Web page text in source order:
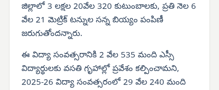
జిల్లాలో 3 లక్షల 20వేల 320 కుటుంబాలకు, ప్రతి నెల 6
వేల 21 మెట్రిక్ టన్నుల సన్న బియ్యం పంపిణీ
జరుగుతోందన్నారు.
ఈ విద్యా సంవత్సరానికి 2 వేల 535 మంది ఎస్సీ
విద్యార్థులకు వసతి గృహాల్లో ప్రవేశం కల్పించామని,
2025-26 విద్యా సంవత్సరంలో 29 వేల 240 మంది